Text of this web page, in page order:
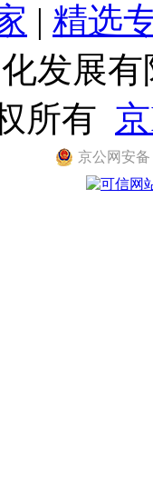
| 精选
发展
所有
京公网安备